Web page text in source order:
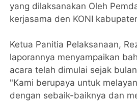
yang dilaksanakan Oleh
kerjasama den KONI
Ketua Panitia Pelaksanaan,
laporannya menyampaikan
acara telah dimulai sejak
"Kami berupaya untuk
dengan sebaik-baiknya dan